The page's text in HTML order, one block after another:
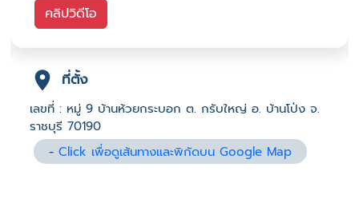
คลิปวิดีโอ
ที่ตั้ง
เลขที่ : หมู่ 9 บ้านห้วยกระบอก ต. กรับใหญ่ อ. บ้านโป่ง จ.
ราชบุรี 70190
-Click เพื่อดูเส้นทางและพิกัดบน Google Map